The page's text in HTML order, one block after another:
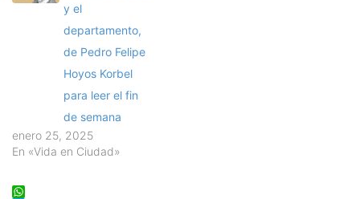
y el
departamento,
de Pedro Felipe
Hoyos Korbel
para leer el fin
de semana
enero 25, 2025
En «Vida en Ciudad»